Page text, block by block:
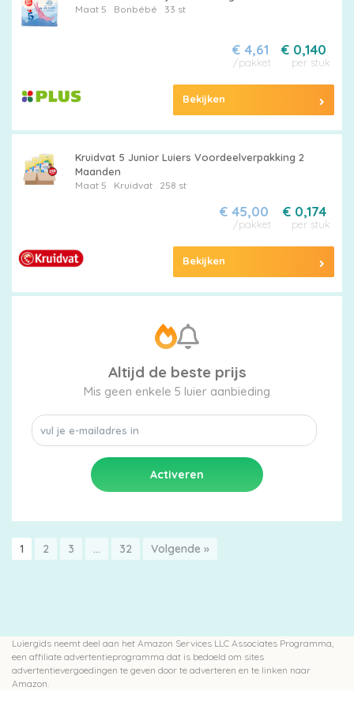
Maat 5 Bonbébé 33 st
€ 0,140
per stuk
€ 4,61
/pakket
Bekijken
Kruidvat 5 Junior Luiers Voordeelverpakking 2
Maanden
Maat 5 Kruidvat 258 st
€ 0,174
per stuk
€ 45,00
/pakket
Bekijken
Altijd de beste prijs
Mis geen enkele 5 luier aanbieding
1 2 3 … 32 Volgende »
Luiergids neemt deel aan het Amazon Services LLC Associates Programma,
een affiliate advertentieprogramma dat is bedoeld om sites
advertentievergoedingen te geven door te adverteren en te linken naar
Amazon.